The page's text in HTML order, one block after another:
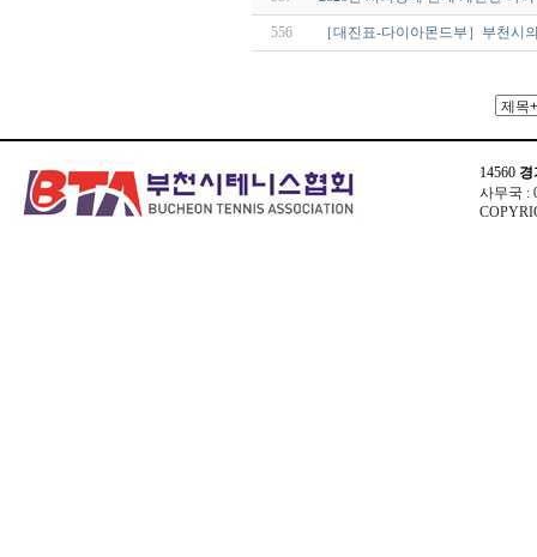
556 ［대진표-다이아몬드부］부천시
14560 경
사무국 :